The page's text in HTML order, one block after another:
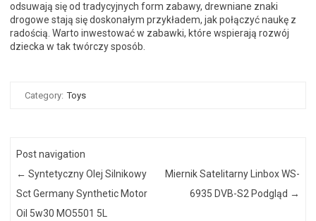
odsuwają się od tradycyjnych form zabawy, drewniane znaki
drogowe stają się doskonałym przykładem, jak połączyć naukę z
radością. Warto inwestować w zabawki, które wspierają rozwój
dziecka w tak twórczy sposób.
Category: Toys
Post navigation
← Syntetyczny Olej Silnikowy
Sct Germany Synthetic Motor
Oil 5w30 MO5501 5L
Miernik Satelitarny Linbox WS-
6935 DVB-S2 Podgląd →